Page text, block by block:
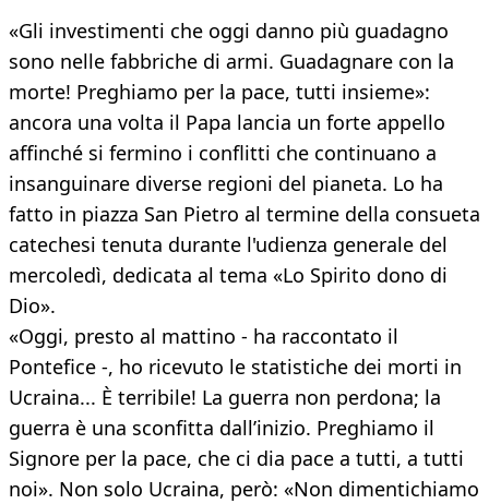
«Gli investimenti che oggi danno più guadagno
sono nelle fabbriche di armi. Guadagnare con la
morte! Preghiamo per la pace, tutti insieme»:
ancora una volta il Papa lancia un forte appello
affinché si fermino i conflitti che continuano a
insanguinare diverse regioni del pianeta. Lo ha
fatto in piazza San Pietro al termine della consueta
catechesi tenuta durante l'udienza generale del
mercoledì, dedicata al tema «Lo Spirito dono di
Dio».
«Oggi, presto al mattino - ha raccontato il
Pontefice -, ho ricevuto le statistiche dei morti in
Ucraina... È terribile! La guerra non perdona; la
guerra è una sconfitta dall’inizio. Preghiamo il
Signore per la pace, che ci dia pace a tutti, a tutti
noi». Non solo Ucraina, però: «Non dimentichiamo